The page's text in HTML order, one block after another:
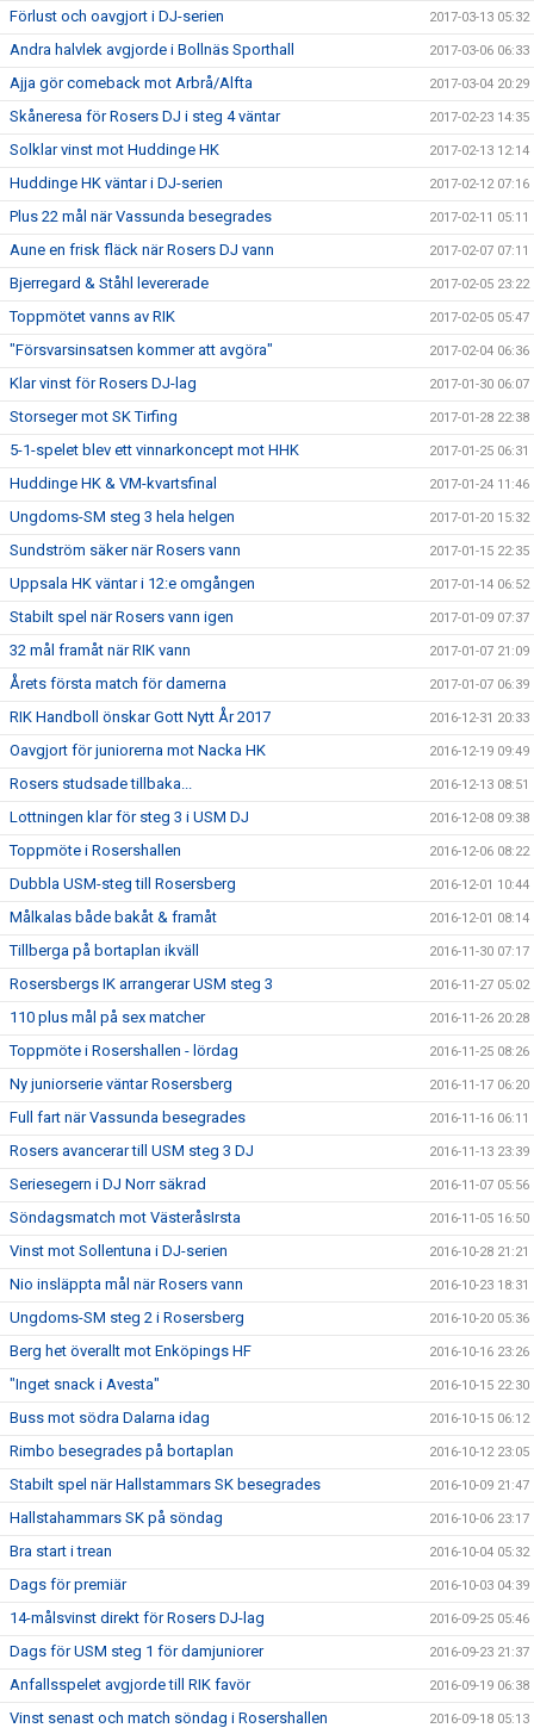
Förlust och oavgjort i DJ-serien 2017-03-13 05:32
Andra halvlek avgjorde i Bollnäs Sporthall 2017-03-06 06:33
Ajja gör comeback mot Arbrå/Alfta 2017-03-04 20:29
Skåneresa för Rosers DJ i steg 4 väntar 2017-02-23 14:35
Solklar vinst mot Huddinge HK 2017-02-13 12:14
Huddinge HK väntar i DJ-serien 2017-02-12 07:16
Plus 22 mål när Vassunda besegrades 2017-02-11 05:11
Aune en frisk fläck när Rosers DJ vann 2017-02-07 07:11
Bjerregard & Ståhl levererade 2017-02-05 23:22
Toppmötet vanns av RIK 2017-02-05 05:47
"Försvarsinsatsen kommer att avgöra" 2017-02-04 06:36
Klar vinst för Rosers DJ-lag 2017-01-30 06:07
Storseger mot SK Tirfing 2017-01-28 22:38
5-1-spelet blev ett vinnarkoncept mot HHK 2017-01-25 06:31
Huddinge HK & VM-kvartsfinal 2017-01-24 11:46
Ungdoms-SM steg 3 hela helgen 2017-01-20 15:32
Sundström säker när Rosers vann 2017-01-15 22:35
Uppsala HK väntar i 12:e omgången 2017-01-14 06:52
Stabilt spel när Rosers vann igen 2017-01-09 07:37
32 mål framåt när RIK vann 2017-01-07 21:09
Årets första match för damerna 2017-01-07 06:39
RIK Handboll önskar Gott Nytt År 2017 2016-12-31 20:33
Oavgjort för juniorerna mot Nacka HK 2016-12-19 09:49
Rosers studsade tillbaka... 2016-12-13 08:51
Lottningen klar för steg 3 i USM DJ 2016-12-08 09:38
Toppmöte i Rosershallen 2016-12-06 08:22
Dubbla USM-steg till Rosersberg 2016-12-01 10:44
Målkalas både bakåt & framåt 2016-12-01 08:14
Tillberga på bortaplan ikväll 2016-11-30 07:17
Rosersbergs IK arrangerar USM steg 3 2016-11-27 05:02
110 plus mål på sex matcher 2016-11-26 20:28
Toppmöte i Rosershallen - lördag 2016-11-25 08:26
Ny juniorserie väntar Rosersberg 2016-11-17 06:20
Full fart när Vassunda besegrades 2016-11-16 06:11
Rosers avancerar till USM steg 3 DJ 2016-11-13 23:39
Seriesegern i DJ Norr säkrad 2016-11-07 05:56
Söndagsmatch mot VästeråsIrsta 2016-11-05 16:50
Vinst mot Sollentuna i DJ-serien 2016-10-28 21:21
Nio insläppta mål när Rosers vann 2016-10-23 18:31
Ungdoms-SM steg 2 i Rosersberg 2016-10-20 05:36
Berg het överallt mot Enköpings HF 2016-10-16 23:26
"Inget snack i Avesta" 2016-10-15 22:30
Buss mot södra Dalarna idag 2016-10-15 06:12
Rimbo besegrades på bortaplan 2016-10-12 23:05
Stabilt spel när Hallstammars SK besegrades 2016-10-09 21:47
Hallstahammars SK på söndag 2016-10-06 23:17
Bra start i trean 2016-10-04 05:32
Dags för premiär 2016-10-03 04:39
14-målsvinst direkt för Rosers DJ-lag 2016-09-25 05:46
Dags för USM steg 1 för damjuniorer 2016-09-23 21:37
Anfallsspelet avgjorde till RIK favör 2016-09-19 06:38
Vinst senast och match söndag i Rosershallen 2016-09-18 05:13